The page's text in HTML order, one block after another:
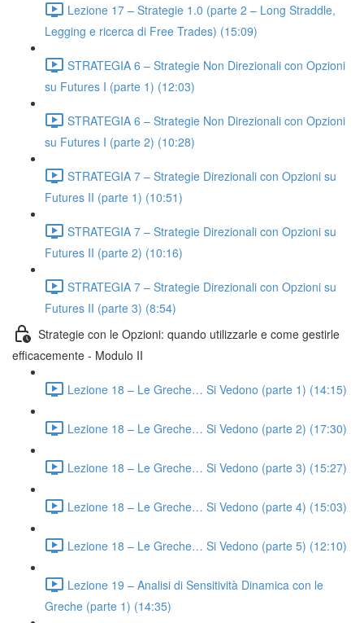
Lezione 17 – Strategie 1.0 (parte 2 – Long Straddle,
Legging e ricerca di Free Trades) (15:09)
STRATEGIA 6 – Strategie Non Direzionali con Opzioni
su Futures I (parte 1) (12:03)
STRATEGIA 6 – Strategie Non Direzionali con Opzioni
su Futures I (parte 2) (10:28)
STRATEGIA 7 – Strategie Direzionali con Opzioni su
Futures II (parte 1) (10:51)
STRATEGIA 7 – Strategie Direzionali con Opzioni su
Futures II (parte 2) (10:16)
STRATEGIA 7 – Strategie Direzionali con Opzioni su
Futures II (parte 3) (8:54)
Strategie con le Opzioni: quando utilizzarle e come gestirle
efficacemente - Modulo II
Lezione 18 – Le Greche… Si Vedono (parte 1) (14:15)
Lezione 18 – Le Greche… Si Vedono (parte 2) (17:30)
Lezione 18 – Le Greche… Si Vedono (parte 3) (15:27)
Lezione 18 – Le Greche… Si Vedono (parte 4) (15:03)
Lezione 18 – Le Greche… Si Vedono (parte 5) (12:10)
Lezione 19 – Analisi di Sensitività Dinamica con le
Greche (parte 1) (14:35)